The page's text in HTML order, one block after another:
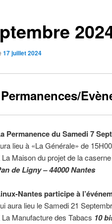
17 juillet 2024
Permanences/
Permanence du Samedi 7
lieu à «La Générale» de
La Maison du projet de la
de Ligny – 44000 Nantes
Nantes participe à
aura lieu le Samedi 21
La Manufacture des Tabacs 10